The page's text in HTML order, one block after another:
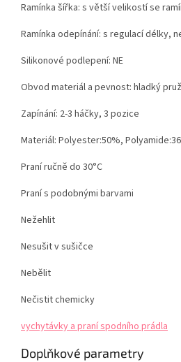
Ramínka šířka: s větší velikostí se
Ramínka odepínání: s regulací délky,
Silikonové podlepení: NE
Obvod materiál a pevnost: hladký
Zapínání: 2-3 háčky, 3 pozice
Materiál: Polyester:50%,
Praní ručně do 30°C
Praní s podobnými barvami
Nežehlit
Nesušit v sušičce
Nebělit
Nečistit chemicky
vychytávky a praní spodního prádla
Doplňkové parametry